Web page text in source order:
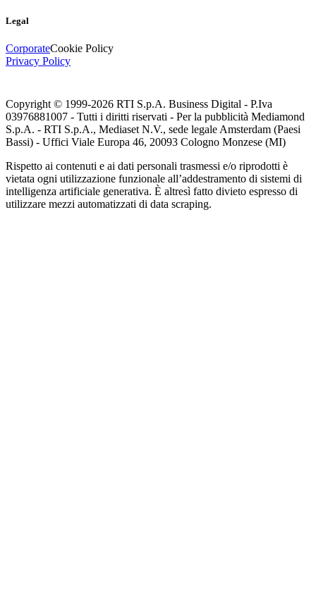
Legal
CorporateCookie Policy
Privacy Policy
Copyright © 1999-2026 RTI S.p.A. Business Digital - P.Iva
03976881007 - Tutti i diritti riservati - Per la pubblicità Mediamond
S.p.A. - RTI S.p.A., Mediaset N.V., sede legale Amsterdam (Paesi
Bassi) - Uffici Viale Europa 46, 20093 Cologno Monzese (MI)
Rispetto ai contenuti e ai dati personali trasmessi e/o riprodotti è
vietata ogni utilizzazione funzionale all’addestramento di sistemi di
intelligenza artificiale generativa. È altresì fatto divieto espresso di
utilizzare mezzi automatizzati di data scraping.